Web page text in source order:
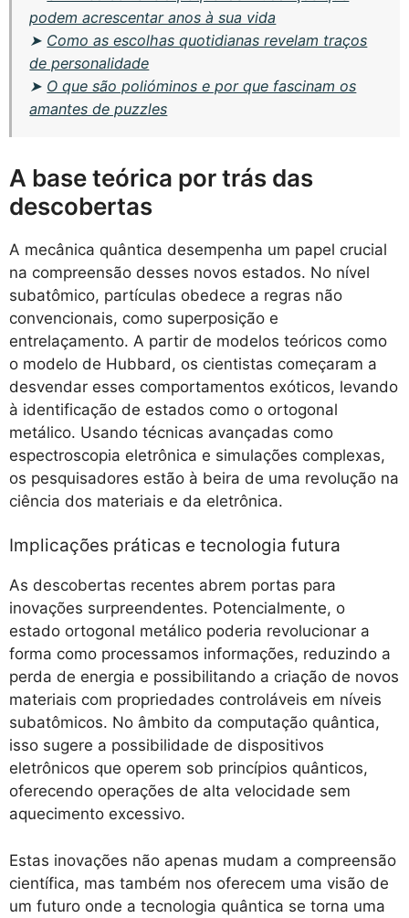
podem acrescentar anos à sua vida
➤ Como as escolhas quotidianas revelam traços
de personalidade
➤ O que são polióminos e por que fascinam os
amantes de puzzles
A base teórica por trás das
descobertas
A mecânica quântica desempenha um papel crucial
na compreensão desses novos estados. No nível
subatômico, partículas obedece a regras não
convencionais, como superposição e
entrelaçamento. A partir de modelos teóricos como
o modelo de Hubbard, os cientistas começaram a
desvendar esses comportamentos exóticos, levando
à identificação de estados como o ortogonal
metálico. Usando técnicas avançadas como
espectroscopia eletrônica e simulações complexas,
os pesquisadores estão à beira de uma revolução na
ciência dos materiais e da eletrônica.
Implicações práticas e tecnologia futura
As descobertas recentes abrem portas para
inovações surpreendentes. Potencialmente, o
estado ortogonal metálico poderia revolucionar a
forma como processamos informações, reduzindo a
perda de energia e possibilitando a criação de novos
materiais com propriedades controláveis em níveis
subatômicos. No âmbito da computação quântica,
isso sugere a possibilidade de dispositivos
eletrônicos que operem sob princípios quânticos,
oferecendo operações de alta velocidade sem
aquecimento excessivo.
Estas inovações não apenas mudam a compreensão
científica, mas também nos oferecem uma visão de
um futuro onde a tecnologia quântica se torna uma